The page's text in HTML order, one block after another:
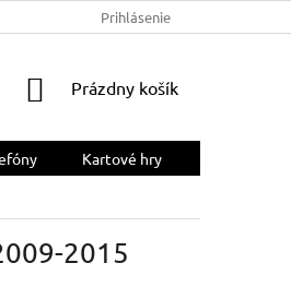
PODMIENKY OCHRANY OSOBNÝCH
Prihlásenie
NÁKUPNÝ
Prázdny košík
Kartové hry
2015